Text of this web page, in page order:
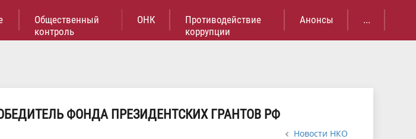
Общественный
контроль
ОНК
Противодействие
коррупции
Анонсы ...
ФОНДА ПРЕЗИДЕНТСКИХ ГРАНТОВ РФ
Новости НКО